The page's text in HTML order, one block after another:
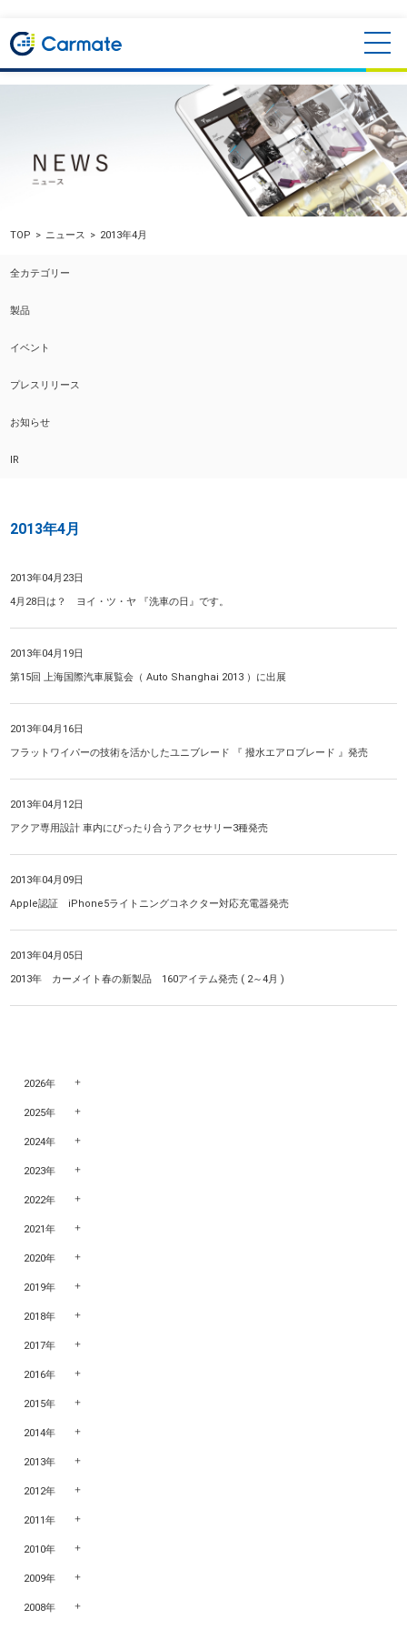
TOP ニュース 2013年4月
全カテゴリー
製品
イベント
プレスリリース
お知らせ
IR
2013年4月
2013年04月23日
4月28日は？ ヨイ・ツ・ヤ 『洗車の日』です。
2013年04月19日
第15回 上海国際汽車展覧会（ Auto Shanghai 2013 ）に出展
2013年04月16日
フラットワイパーの技術を活かしたユニブレード 『 撥水エアロブレード 』発売
2013年04月12日
アクア専用設計 車内にぴったり合うアクセサリー3種発売
2013年04月09日
Apple認証 iPhone5ライトニングコネクター対応充電器発売
2013年04月05日
2013年 カーメイト春の新製品 160アイテム発売 ( 2～4月 )
2026年
2025年
2024年
2023年
2022年
2021年
2020年
2019年
2018年
2017年
2016年
2015年
2014年
2013年
2012年
2011年
2010年
2009年
2008年